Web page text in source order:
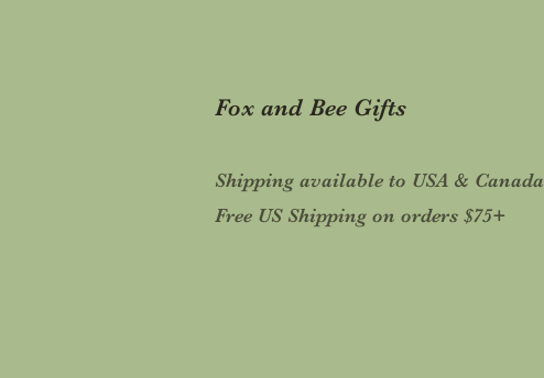
Fox and Bee Gifts
Shipping available to USA & Canada
Free US Shipping on orders $75+